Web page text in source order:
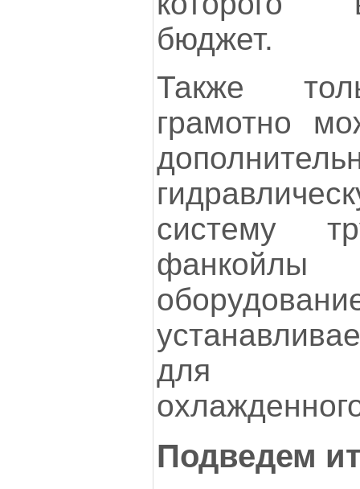
бюджет.
Также
грамотно
систему
фанкойлы
для
Подведем